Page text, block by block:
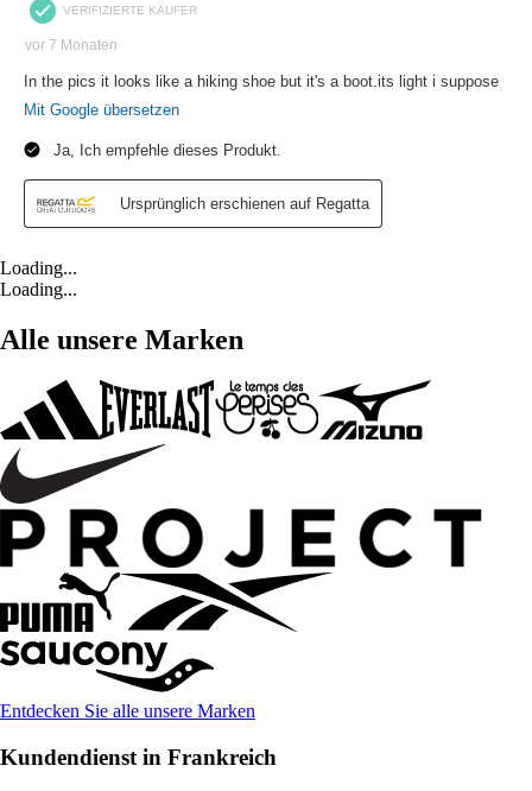
Loading...
Loading...
Alle unsere Marken
Entdecken Sie alle unsere Marken
Kundendienst in Frankreich